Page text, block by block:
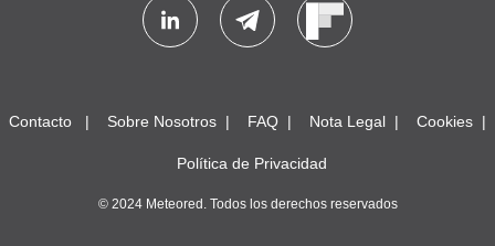
Contacto Sobre Nosotros FAQ Nota Legal Cookies
Política de Privacidad
© 2024 Meteored. Todos los derechos reservados